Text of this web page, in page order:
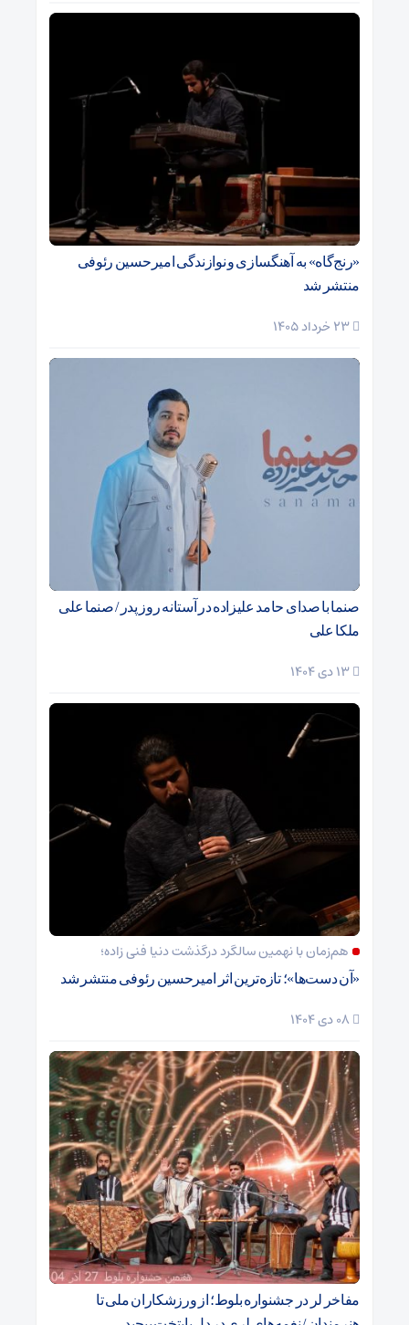
«رنج‌گاه» به آهنگسازی و نوازندگی امیرحسین رئوفی
منتشر شد
صنما با صدای حامد علیزاده در آستانه روز پدر / صنما علی
ملکا علی
هم‌زمان با نهمین سالگرد درگذشت دنیا فنی زاده؛
«آن دست‌ها»؛ تازه‌ترین اثر امیرحسین رئوفی منتشر شد
مفاخر لر در جشنواره بلوط؛ از ورزشکاران ملی تا